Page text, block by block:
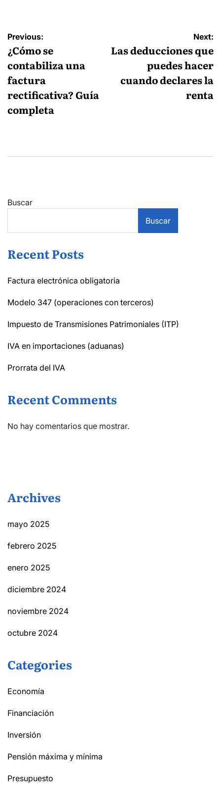
Navegación
de
entradas
Previous:
¿Cómo se
contabiliza una
factura
rectificativa? Guía
completa
Next:
Las deducciones que
puedes hacer
cuando declares la
renta
Buscar
Buscar
Recent Posts
Factura electrónica obligatoria
Modelo 347 (operaciones con terceros)
Impuesto de Transmisiones Patrimoniales (ITP)
IVA en importaciones (aduanas)
Prorrata del IVA
Recent Comments
No hay comentarios que mostrar.
Archives
mayo 2025
febrero 2025
enero 2025
diciembre 2024
noviembre 2024
octubre 2024
Categories
Economía
Financiación
Inversión
Pensión máxima y mínima
Presupuesto